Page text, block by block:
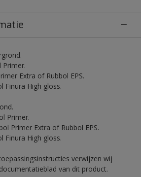
Primer.
Extra of Rubbol EPS.
Finura High gloss.
Primer.
Primer Extra of Rubbol EPS.
Finura High gloss.
verwijzen wij
van dit product.